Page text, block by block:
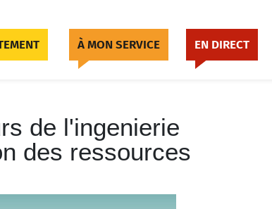
À MON SERVICE EN DIRECT
de l'ingenierie
des ressources